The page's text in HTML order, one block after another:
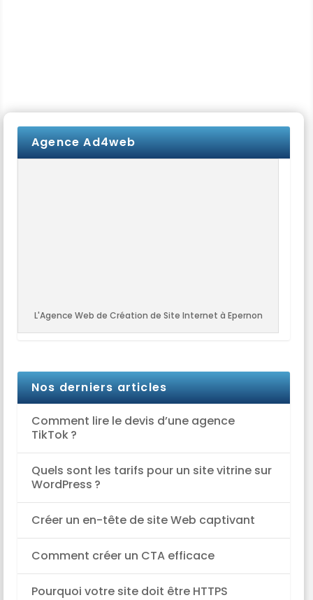
Agence Ad4web
L'Agence Web de Création de Site Internet à Epernon
Nos derniers articles
Comment lire le devis d’une agence
TikTok ?
Quels sont les tarifs pour un site vitrine sur
WordPress ?
Créer un en-tête de site Web captivant
Comment créer un CTA efficace
Pourquoi votre site doit être HTTPS